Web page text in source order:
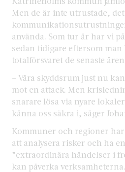
Men de är inte utrustade,
använda. Som tur är har vi
sedan tidigare eftersom
totalförsvaret de senaste
– Våra skyddsrum just nu
mot en attack. Men
snarare lösa via nyare
känna oss säkra i, säger
Kommuner och regioner
att analysera risker och ha
”extraordinära händelser i
kan påverka verksamheterna.